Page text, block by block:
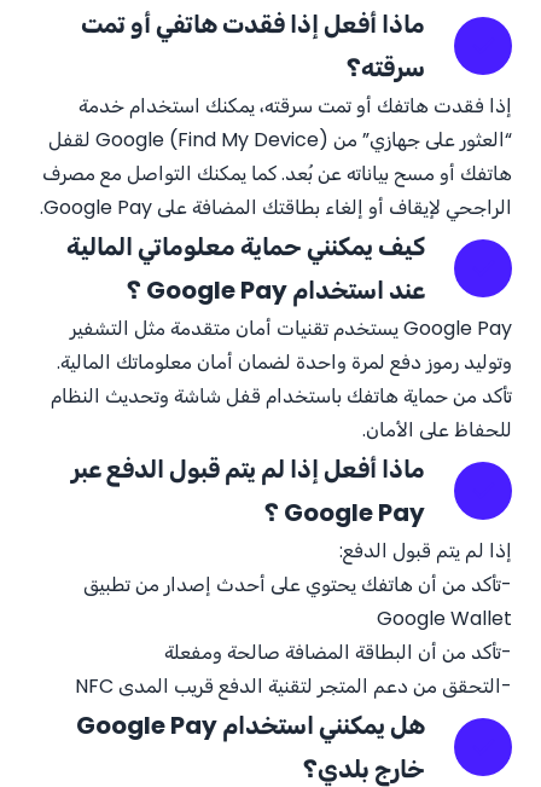
ماذا أفعل إذا فقدت هاتفي أو تمت
سرقته؟
إذا فقدت هاتفك أو تمت سرقته، يمكنك استخدام خدمة
“العثور على جهازي” من Google (Find My Device) لقفل
هاتفك أو مسح بياناته عن بُعد. كما يمكنك التواصل مع مصرف
الراجحي لإيقاف أو إلغاء بطاقتك المضافة على Google Pay.
كيف يمكنني حماية معلوماتي المالية
عند استخدام Google Pay ؟
Google Pay يستخدم تقنيات أمان متقدمة مثل التشفير
وتوليد رموز دفع لمرة واحدة لضمان أمان معلوماتك المالية.
تأكد من حماية هاتفك باستخدام قفل شاشة وتحديث النظام
للحفاظ على الأمان.
ماذا أفعل إذا لم يتم قبول الدفع عبر
Google Pay ؟
إذا لم يتم قبول الدفع:
-تأكد من أن هاتفك يحتوي على أحدث إصدار من تطبيق
Google Wallet
-تأكد من أن البطاقة المضافة صالحة ومفعلة
-التحقق من دعم المتجر لتقنية الدفع قريب المدى NFC
هل يمكنني استخدام Google Pay
خارج بلدي؟